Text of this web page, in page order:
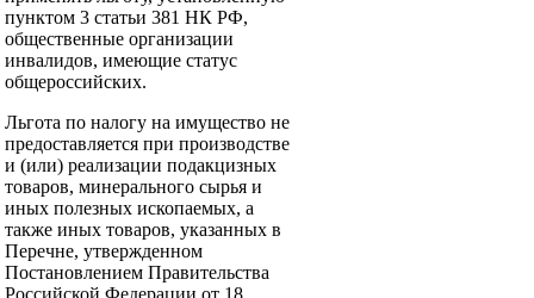
пунктом 3 статьи 381 НК РФ,
общественные организации
инвалидов, имеющие статус
общероссийских.
Льгота по налогу на имущество не
предоставляется при производстве
и (или) реализации подакцизных
товаров, минерального сырья и
иных полезных ископаемых, а
также иных товаров, указанных в
Перечне, утвержденном
Постановлением Правительства
Российской Федерации от 18